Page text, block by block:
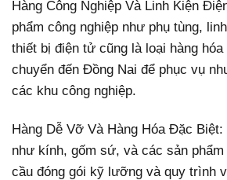
Hàng Công Nghiệp Và Linh Kiện
phẩm công nghiệp như phụ tùng,
thiết bị điện tử cũng là loại hàng
chuyển đến Đồng Nai để phục vụ
các khu công nghiệp.
Hàng Dễ Vỡ Và Hàng Hóa Đặc
như kính, gốm sứ, và các sản
cầu đóng gói kỹ lưỡng và quy trình